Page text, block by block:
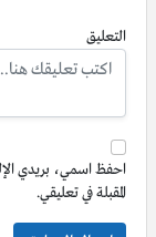
التعليق
احفظ اسمي، بريدي
المقبلة في تعليقي.